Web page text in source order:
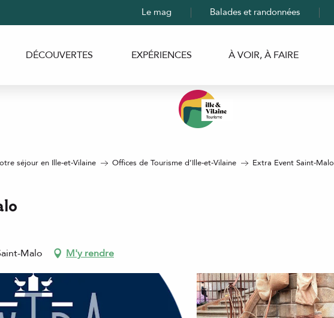
Le mag Balades et randonnées
DÉCOUVERTES EXPÉRIENCES À VOIR, À FAIRE
séjour en Ille-et-Vilaine Offices de Tourisme d’Ille-et-Vilaine Extra Event Saint-Malo
Malo M'y rendre